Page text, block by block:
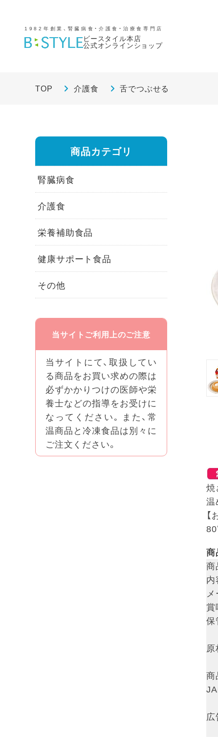
1982年創業、腎臓病食・介護食・治療食専門店
ビースタイル本店
公式オンラインショップ
TOP 介護食 舌でつぶせる
焼
温
【
商
商
保
商
商品カテゴリ
腎臓病食
介護食
栄養補助食品
健康サポート食品
その他
当サイトご利用上のご注意
当サイトにて、取扱してい
る商品をお買い求めの際は
必ずかかりつけの医師や栄
養士などの指導をお受けに
なってください｡ また、常
温商品と冷凍食品は別々に
ご注文ください。